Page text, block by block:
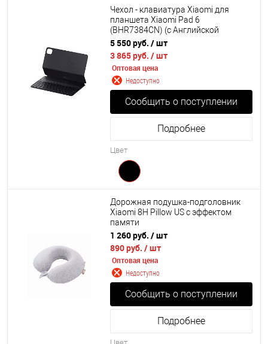
Чехол - клавиатура Xiaomi для
планшета Xiaomi Pad 6
(BHR7384CN) (с Английской
раскладкой)
5 550 руб. / шт
3 865 руб. / шт
Оптовая цена
Недоступно
Сообщить о поступлении
Подробнее
Цвет
Дорожная подушка-подголовник
Xiaomi 8H Pillow US с эффектом
памяти
1 260 руб. / шт
890 руб. / шт
Оптовая цена
Недоступно
Сообщить о поступлении
Подробнее